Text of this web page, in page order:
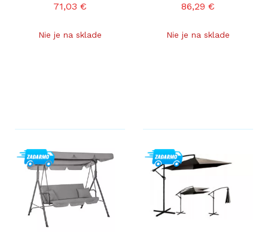
71,03 €
Nie je na sklade
86,29 €
Nie je na sklade